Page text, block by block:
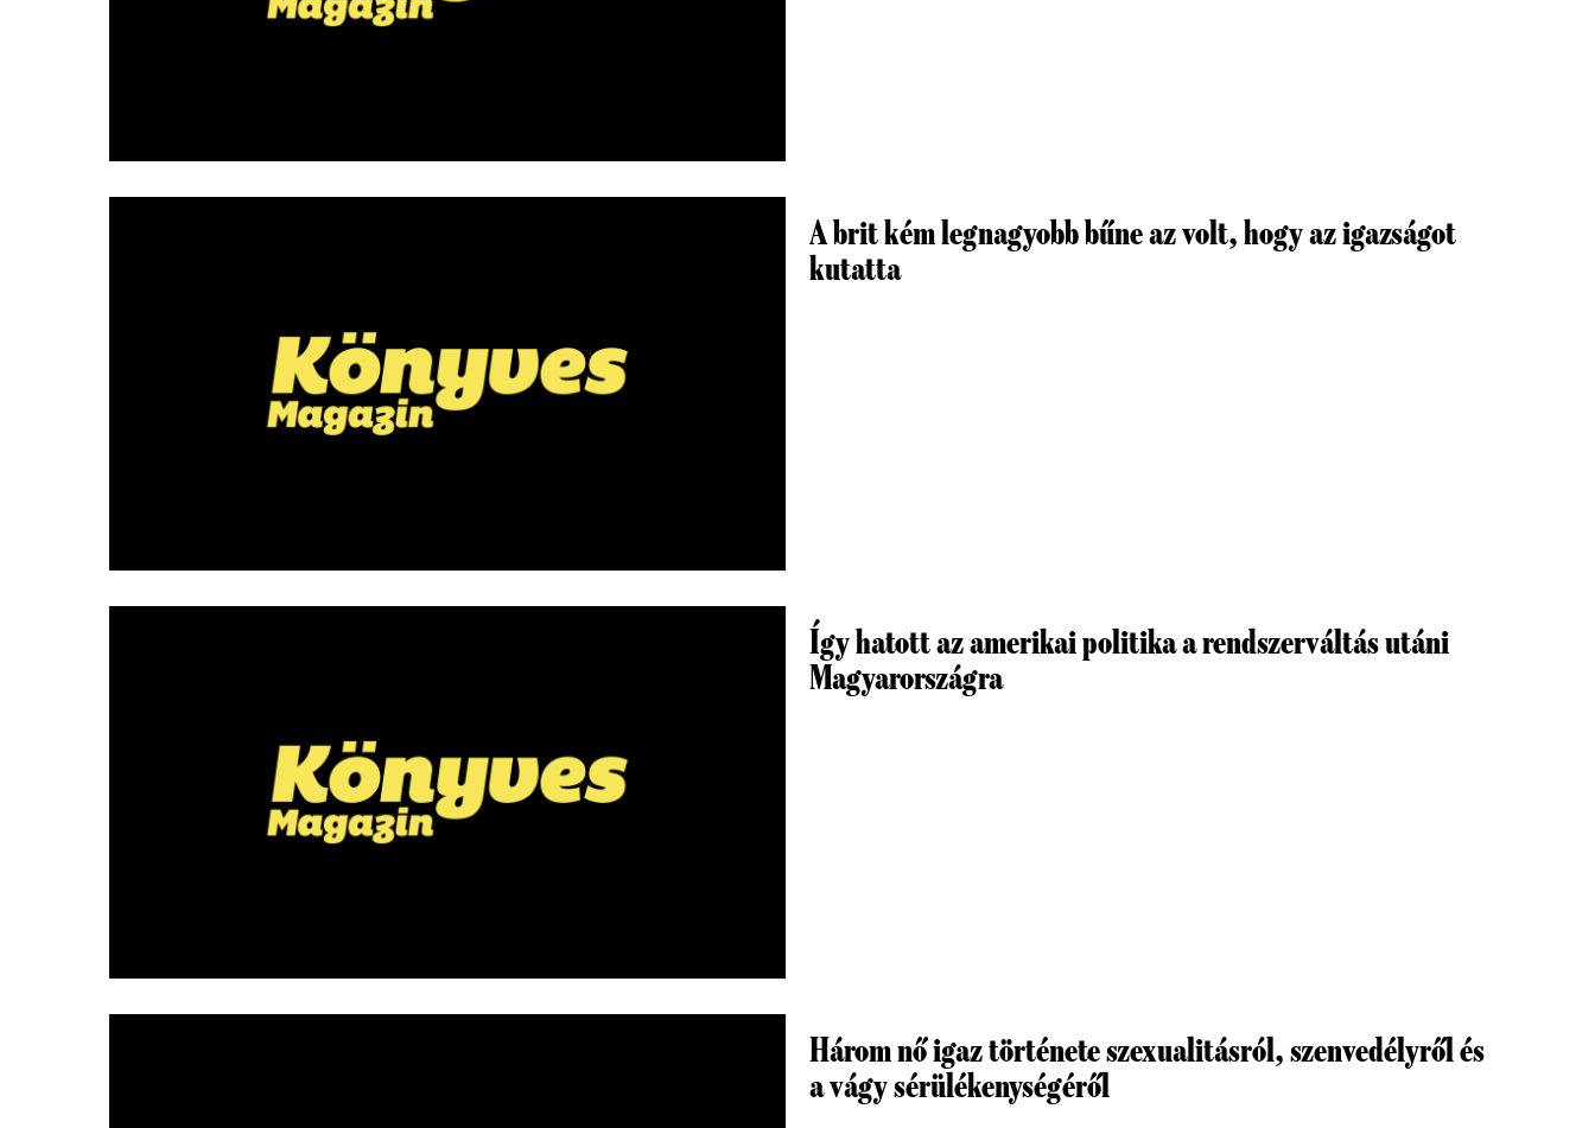
A brit kém legnagyobb bűne az volt, hogy az igazságot
kutatta
Így hatott az amerikai politika a rendszerváltás utáni
Magyarországra
Három nő igaz története szexualitásról, szenvedélyről és
a vágy sérülékenységéről